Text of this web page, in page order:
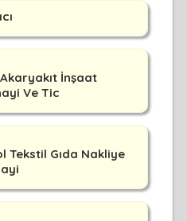
İnşaat
Ve Tic
Tekstil Gıda Nakliye